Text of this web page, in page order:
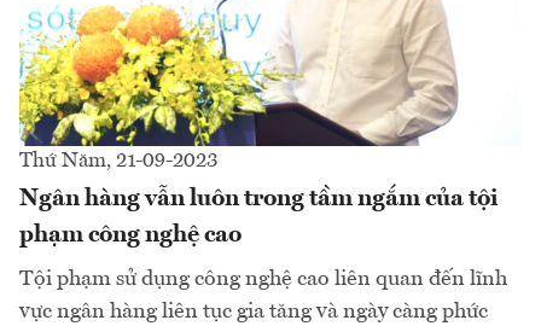
Thứ Năm, 21-09-2023
Ngân hàng vẫn luôn trong tầm ngắm của tội
phạm công nghệ cao
Tội phạm sử dụng công nghệ cao liên quan đến lĩnh
vực ngân hàng liên tục gia tăng và ngày càng phức